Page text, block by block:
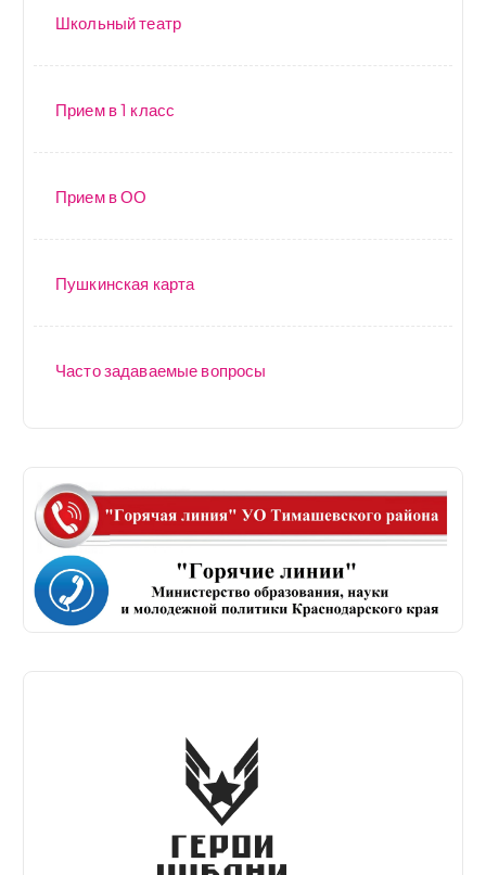
Школьный театр
Прием в 1 класс
Прием в ОО
Пушкинская карта
Часто задаваемые вопросы